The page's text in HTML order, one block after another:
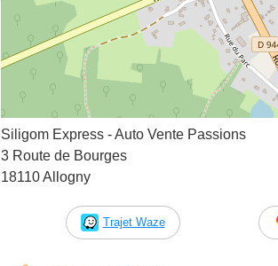
Siligom Express - Auto Vente Passions
3 Route de Bourges
18110 Allogny
Trajet Waze